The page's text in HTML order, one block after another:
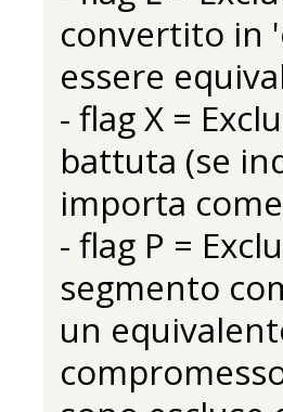
convertito in
essere
- flag X =
battuta (se
importa
- flag P =
segmento
un